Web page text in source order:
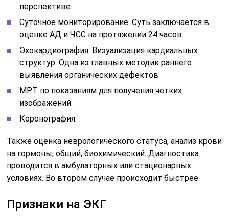
перспективе.
Суточное мониторирование. Суть заключается в
оценке АД и ЧСС на протяжении 24 часов.
Эхокардиография. Визуализация кардиальных
структур. Одна из главных методик раннего
выявления органических дефектов.
МРТ по показаниям для получения четких
изображений.
Коронография.
Также оценка неврологического статуса, анализ крови
на гормоны, общий, биохимический. Диагностика
проводится в амбулаторных или стационарных
условиях. Во втором случае происходит быстрее.
Признаки на ЭКГ